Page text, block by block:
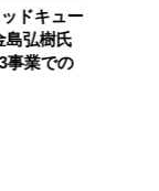
ドキュー
弘樹氏
事業での